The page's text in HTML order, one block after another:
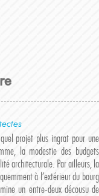
projet plus ingrat pour une
la modestie des budgets
architecturale. Par ailleurs, la
à l’extérieur du bourg
un entre-deux décousu de